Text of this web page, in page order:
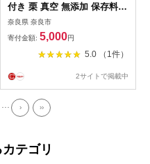
付き 栗 真空 無添加 保存料不
使用 クリ 焼き栗 栗爪 焼栗
小分け お試し 常温 お取り寄
せ 無着色 洋菓子 和菓子 おつ
まみ おやつ 栗きんとん 栗ご
県 奈良市 なら
奈良県 奈良市
寄付金額: 5,000円
5.0 （1件）
2サイトで掲載中
... › ››
テゴリ